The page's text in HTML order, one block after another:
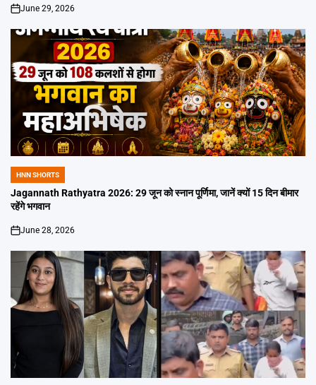
on
June 29, 2026
POSTED
IN
HNN SHORTS
Jagannath Rathyatra 2026: 29 जून को स्नान पूर्णिमा, जानें क्यों 15 दिन बीमार
रहेंगे भगवान
on
June 28, 2026